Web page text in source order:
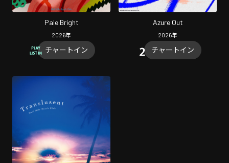
Pale Bright
2026年
チャートイン
Azure Out
2026年
チャートイン